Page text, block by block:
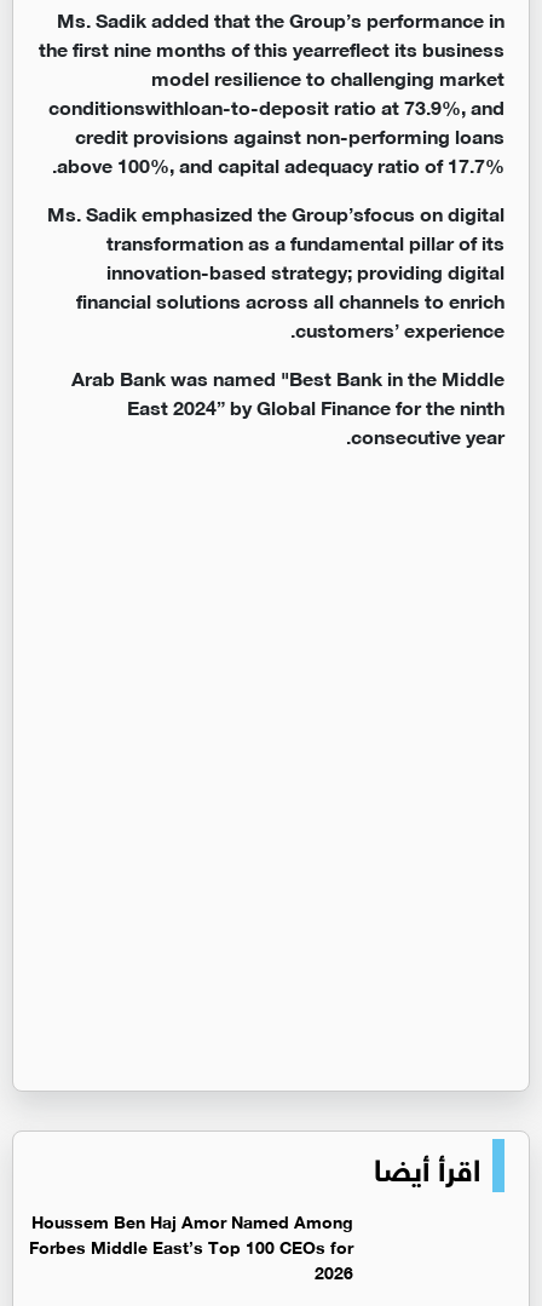
Ms. Sadik added that the Group’s performance in
the first nine months of this yearreflect its business
model resilience to challenging market
conditionswithloan-to-deposit ratio at 73.9%, and
credit provisions against non-performing loans
above 100%, and capital adequacy ratio of 17.7%.
Ms. Sadik emphasized the Group’sfocus on digital
transformation as a fundamental pillar of its
innovation-based strategy; providing digital
financial solutions across all channels to enrich
customers’ experience.
Arab Bank was named "Best Bank in the Middle
East 2024” by Global Finance for the ninth
consecutive year.
اقرأ أيضا
Houssem Ben Haj Amor Named Among
Forbes Middle East’s Top 100 CEOs for
2026